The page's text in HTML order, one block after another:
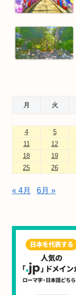
月 火
4
5
11
12
18
19
25
26
« 4月 6月 »